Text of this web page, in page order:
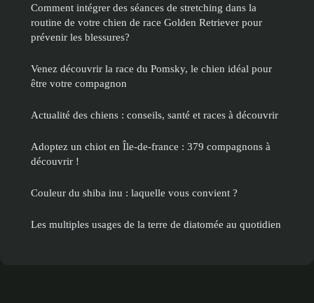
Comment intégrer des séances de stretching dans la
routine de votre chien de race Golden Retriever pour
prévenir les blessures?
Venez découvrir la race du Pomsky, le chien idéal pour
être votre compagnon
Actualité des chiens : conseils, santé et races à découvrir
Adoptez un chiot en Île-de-france : 379 compagnons à
découvrir !
Couleur du shiba inu : laquelle vous convient ?
Les multiples usages de la terre de diatomée au quotidien